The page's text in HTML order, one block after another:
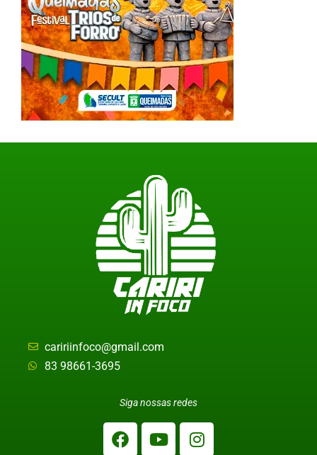
caririinfoco@gmail.com
83 98661-3695
Siga nossas redes